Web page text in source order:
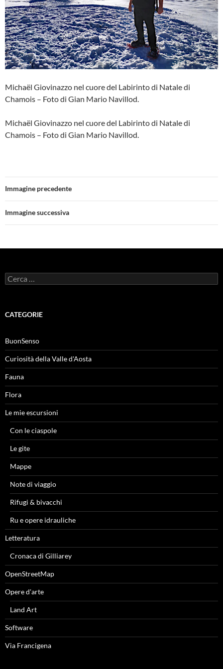
Michaël Giovinazzo nel cuore del Labirinto di Natale di
Chamois – Foto di Gian Mario Navillod.
Michaël Giovinazzo nel cuore del Labirinto di Natale di
Chamois – Foto di Gian Mario Navillod.
Immagine precedente
Immagine successiva
Ricerca
per:
CATEGORIE
BuonSenso
Curiosità della Valle d'Aosta
Fauna
Flora
Le mie escursioni
Con le ciaspole
Le gite
Mappe
Note di viaggio
Rifugi & bivacchi
Ru e opere idrauliche
Letteratura
Cronaca di Gilliarey
OpenStreetMap
Opere d'arte
Land Art
Software
Via Francigena